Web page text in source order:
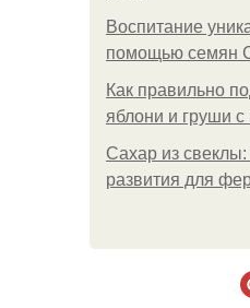
Воспитание
помощью семян
Как правильно
яблони и груши
Сахар из
развития для